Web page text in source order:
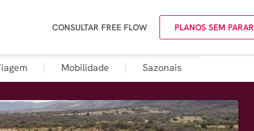
CONSULTAR FREE FLOW PLANOS SEM PARAR
Mobilidade Sazonais